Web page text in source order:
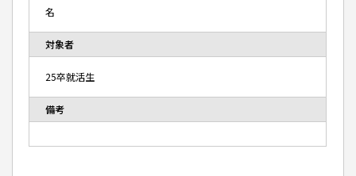
名
対象者
25卒就活生
備考